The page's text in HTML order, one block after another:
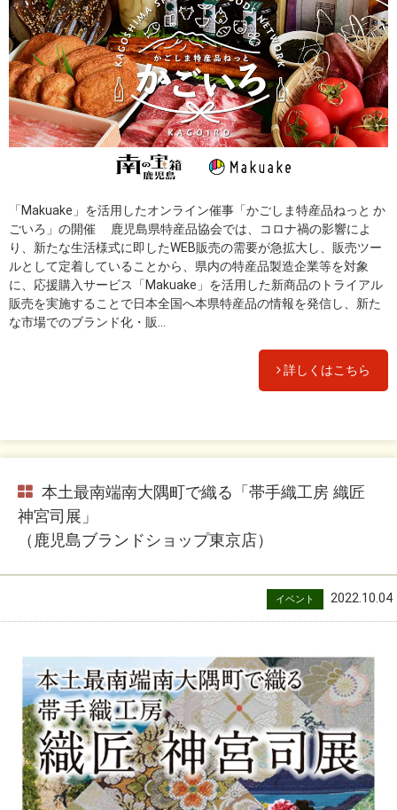
「Makuake」を活用したオンライン催事「かごしま特産品ねっと か
ごいろ」の開催 鹿児島県特産品協会では、コロナ禍の影響によ
り、新たな生活様式に即したWEB販売の需要が急拡大し、販売ツー
ルとして定着していることから、県内の特産品製造企業等を対象
に、応援購入サービス「Makuake」を活用した新商品のトライアル
販売を実施することで日本全国へ本県特産品の情報を発信し、新た
な市場でのブランド化・販...
詳しくはこちら
本土最南端南大隅町で織る「帯手織工房 織匠
神宮司展」
（鹿児島ブランドショップ東京店）
イベント 2022.10.04